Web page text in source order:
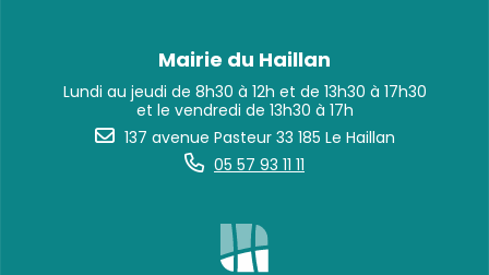
Mairie du Haillan
Lundi au jeudi de 8h30 à 12h et de 13h30 à 17h30
et le vendredi de 13h30 à 17h
137 avenue Pasteur 33 185 Le Haillan
05 57 93 11 11